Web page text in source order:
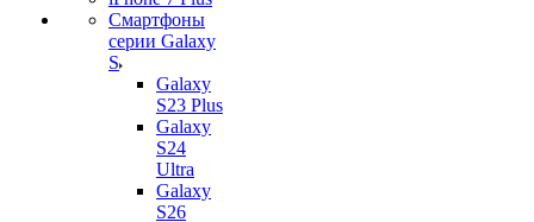
Смартфоны
серии Galaxy
S
Galaxy
S23 Plus
Galaxy
S24
Ultra
Galaxy
S26